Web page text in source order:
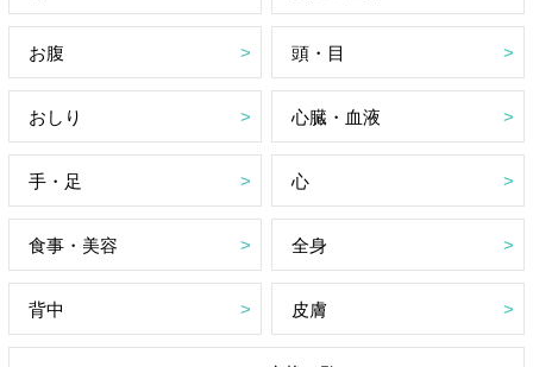
お腹 頭・目
おしり 心臓・血液
手・足 心
食事・美容 全身
背中 皮膚